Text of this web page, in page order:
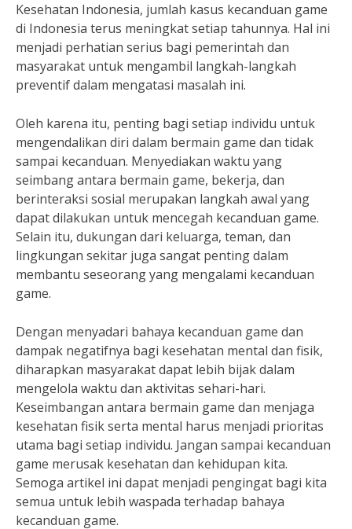
Kesehatan Indonesia, jumlah kasus kecanduan game
di Indonesia terus meningkat setiap tahunnya. Hal ini
menjadi perhatian serius bagi pemerintah dan
masyarakat untuk mengambil langkah-langkah
preventif dalam mengatasi masalah ini.
Oleh karena itu, penting bagi setiap individu untuk
mengendalikan diri dalam bermain game dan tidak
sampai kecanduan. Menyediakan waktu yang
seimbang antara bermain game, bekerja, dan
berinteraksi sosial merupakan langkah awal yang
dapat dilakukan untuk mencegah kecanduan game.
Selain itu, dukungan dari keluarga, teman, dan
lingkungan sekitar juga sangat penting dalam
membantu seseorang yang mengalami kecanduan
game.
Dengan menyadari bahaya kecanduan game dan
dampak negatifnya bagi kesehatan mental dan fisik,
diharapkan masyarakat dapat lebih bijak dalam
mengelola waktu dan aktivitas sehari-hari.
Keseimbangan antara bermain game dan menjaga
kesehatan fisik serta mental harus menjadi prioritas
utama bagi setiap individu. Jangan sampai kecanduan
game merusak kesehatan dan kehidupan kita.
Semoga artikel ini dapat menjadi pengingat bagi kita
semua untuk lebih waspada terhadap bahaya
kecanduan game.